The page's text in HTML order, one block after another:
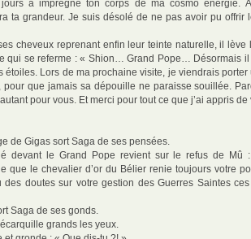
a imprégné ton corps de ma cosmo énergie.
ta grandeur. Je suis désolé de ne pas avoir pu offrir
cheveux reprenant enfin leur teinte naturelle, il lève
qui se referme : « Shion… Grand Pope… Désormais
étoiles. Lors de ma prochaine visite, je viendrais
pour que jamais sa dépouille ne paraisse souillée.
pour vous. Et merci pour tout ce que j’ai appris de
de Gigas sort Saga de ses pensées.
devant le Grand Pope revient sur le refus de
que le chevalier d’or du Bélier renie toujours votre
des doutes sur votre gestion des Guerres Saintes
Saga de ses gonds.
grands les yeux.